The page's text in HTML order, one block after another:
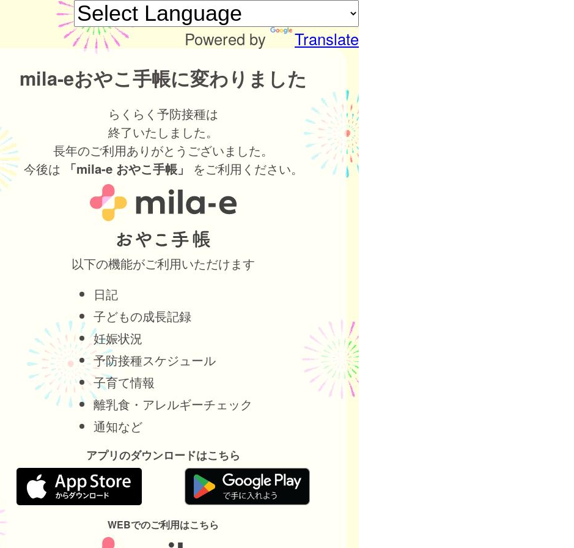
Powered by Translate
mila-eおやこ手帳に変わりました
らくらく予防接種は
終了いたしました。
長年のご利用ありがとうございました。
今後は
「mila-e おやこ手帳」 をご利用ください。
以下の機能がご利用いただけます
日記
子どもの成長記録
妊娠状況
予防接種スケジュール
子育て情報
離乳食・アレルギーチェック
通知など
アプリのダウンロードはこちら
WEBでのご利用はこちら